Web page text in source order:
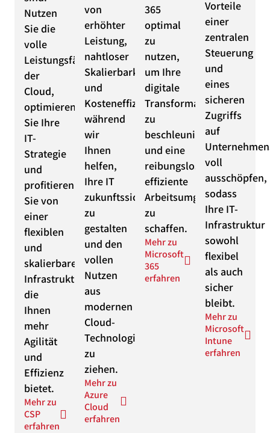
Nutzen
Sie die
volle
Leistungsfähigkeit
der
Cloud,
optimieren
Sie Ihre
IT-
Strategie
und
profitieren
Sie von
einer
flexiblen
und
skalierbaren
Infrastruktur,
die
Ihnen
mehr
Agilität
und
Effizienz
bietet.
Mehr zu
CSP
erfahren
von
erhöhter
Leistung,
nahtloser
Skalierbarkeit
und
Kosteneffizienz,
während
wir
Ihnen
helfen,
Ihre IT
zukunftssicher
zu
gestalten
und den
vollen
Nutzen
aus
modernen
Cloud-
Technologien
zu
ziehen.
Mehr zu
Azure
Cloud
erfahren
365
optimal
zu
nutzen,
um Ihre
digitale
Transformation
zu
beschleunigen
und eine
reibungslose,
effiziente
Arbeitsumgebung
zu
schaffen.
Mehr zu
Microsoft
365
erfahren
Vorteile
einer
zentralen
Steuerung
und
eines
sicheren
Zugriffs
auf
voll
ausschöpfen,
sodass
Ihre IT-
Infrastruktur
sowohl
flexibel
als auch
sicher
bleibt.
Mehr zu
Microsoft
Intune
erfahren